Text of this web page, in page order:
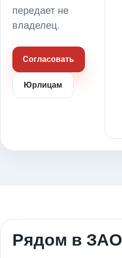
передает не
владелец.
Согласовать
Юрлицам
Рядом в ЗАО